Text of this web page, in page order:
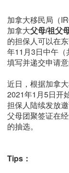
加拿大移民局（
加拿大父母/祖父
的担保人可以在
年11月3日中午
填写并递交申请意
近日，根据加拿
2021年1月5日开
担保人陆续发放
父母团聚签证在
的抽选。
Tips：